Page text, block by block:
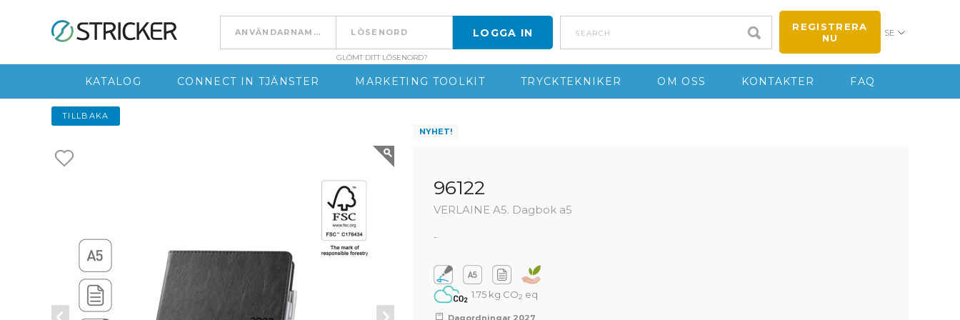
Go to content
GLÖMT DITT LÖSENORD?
search
REGISTRERA
NU
SE
KATALOG CONNECT IN TJÄNSTER MARKETING TOOLKIT TRYCKTEKNIKER OM OSS KONTAKTER FAQ
TILLBAKA
NYHET!
96122
VERLAINE A5. Dagbok a5
-
1.75 kg CO2 eq
Dagordningar 2027